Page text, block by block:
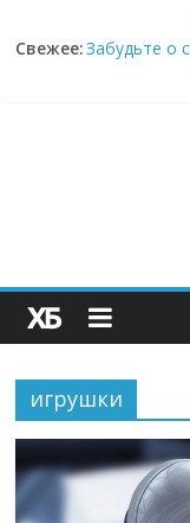
Свежее:Забудьте о
которое
Небо
Секрет
здорового
игрушки